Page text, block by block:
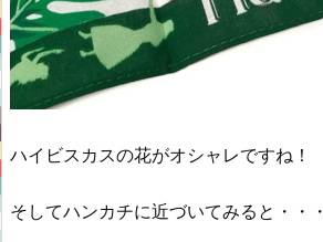
ハイビスカスの花がオシャレですね！
そしてハンカチに近づいてみると・・・